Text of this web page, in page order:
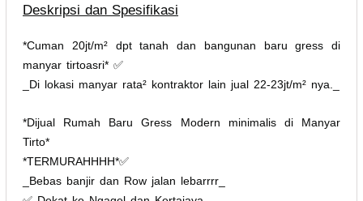
Deskripsi dan Spesifikasi
*Cuman 20jt/m² dpt tanah dan bangunan baru gress di
manyar tirtoasri* ✅
_Di lokasi manyar rata² kontraktor lain jual 22-23jt/m² nya._
*Dijual Rumah Baru Gress Modern minimalis di Manyar
Tirto*
*TERMURAHHHH*✅
_Bebas banjir dan Row jalan lebarrrr_